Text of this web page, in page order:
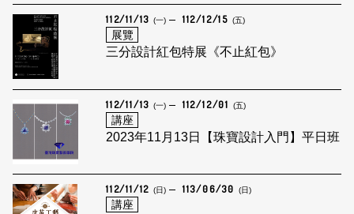
112/11/13 (一) 112/12/15 (五)
展覽
三分設計紅包特展《不止紅包》
112/11/13 (一) 112/12/01 (五)
講座
2023年11月13日【珠寶設計入門】平日班
112/11/12 (日) 113/06/30 (日)
講座